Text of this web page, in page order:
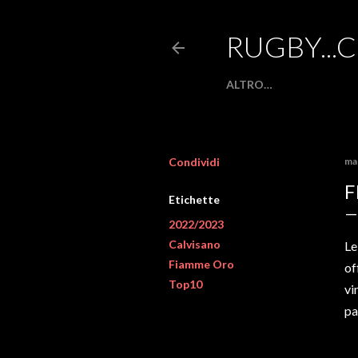
ALTRO…
Condividi
Etichette
2022/2023
Calvisano
Fiamme Oro
Top10